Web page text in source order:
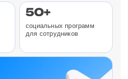
социальных программ
для сотрудников